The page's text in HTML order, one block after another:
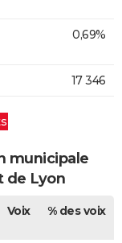
0,69%
17 346
municipale
de Lyon
Voix % des voix